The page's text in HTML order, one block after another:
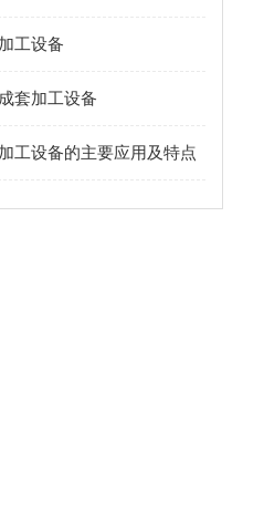
工设备
套加工设备
工设备的主要应用及特点